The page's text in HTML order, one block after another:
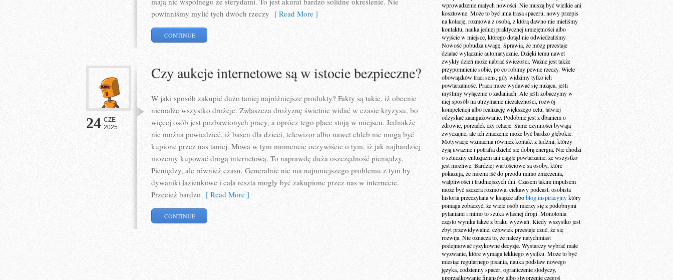
powinniśmy mylić tych dwóch rzeczy [ Read More ]
CONTINUE
24 CZE
2025
Czy aukcje internetowe są w istocie bezpieczne?
W jaki sposób zakupić dużo taniej najróżniejsze produkty? Fakty są takie, iż obecnie
niemalże wszystko drożeje. Zwłaszcza drożyznę świetnie widać w czasie kryzysu, bo
więcej osób jest pozbawionych pracy, a oprócz tego płace stoją w miejscu. Jednakże
nie można powiedzieć, iż basen dla dzieci, telewizor albo nawet chleb nie mogą być
kupione przez nas taniej. Mowa w tym momencie oczywiście o tym, iż jak najbardziej
możemy kupować drogą internetową. To naprawdę duża oszczędność pieniędzy.
Pieniędzy, ale również czasu. Generalnie nie ma najmniejszego problemu z tym by
dywaniki łazienkowe i cała reszta mogły być zakupione przez nas w internecie.
Przecież bardzo [ Read More ]
CONTINUE
wprowadzenie małych nowości. Nie muszą być wielkie ani
kosztowne. Może to być inna trasa spaceru, nowy przepis
na kolację, rozmowa z osobą, z którą dawno nie mieliśmy
kontaktu, nauka jednej praktycznej umiejętności albo
wyjście w miejsce, którego dotąd nie odwiedzaliśmy.
Nowość pobudza uwagę. Sprawia, że mózg przestaje
działać wyłącznie automatycznie. Dzięki temu nawet
zwykły dzień może nabrać świeżości. Ważne jest także
przypomnienie sobie, po co robimy pewne rzeczy. Wiele
obowiązków traci sens, gdy widzimy tylko ich
powtarzalność. Praca może wydawać się nużąca, jeśli
myślimy wyłącznie o zadaniach. Ale jeśli zobaczymy w
niej sposób na utrzymanie niezależności, rozwój
kompetencji albo realizację większego celu, łatwiej
odzyskać zaangażowanie. Podobnie jest z dbaniem o
zdrowie, porządek czy relacje. Same czynności bywają
zwyczajne, ale ich znaczenie może być bardzo głębokie.
Motywację wzmacnia również kontakt z ludźmi, którzy
żyją uważnie i potrafią dzielić się dobrą energią. Nie chodzi
o sztuczny entuzjazm ani ciągłe powtarzanie, że wszystko
jest możliwe. Bardziej wartościowe są osoby, które
pokazują, że można iść do przodu mimo zmęczenia,
wątpliwości i trudniejszych dni. Czasem takim impulsem
może być szczera rozmowa, ciekawy podcast, osobista
historia przeczytana w książce alboblog inspiracyjnyktóry
pomaga zobaczyć, że wiele osób mierzy się z podobnymi
pytaniami i mimo to szuka własnej drogi. Monotonia
często wynika także z braku wyzwań. Kiedy wszystko jest
zbyt przewidywalne, człowiek przestaje czuć, że się
rozwija. Nie oznacza to, że należy natychmiast
podejmować ryzykowne decyzje. Wystarczy wybrać małe
wyzwanie, które wymaga lekkiego wysiłku. Może to być
miesiąc regularnego pisania, nauka podstaw nowego
języka, codzienny spacer, ograniczenie słodyczy,
uporządkowanie finansów albo stworzenie czegoś